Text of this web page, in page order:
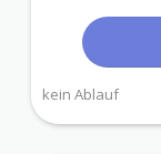
kein Ablauf